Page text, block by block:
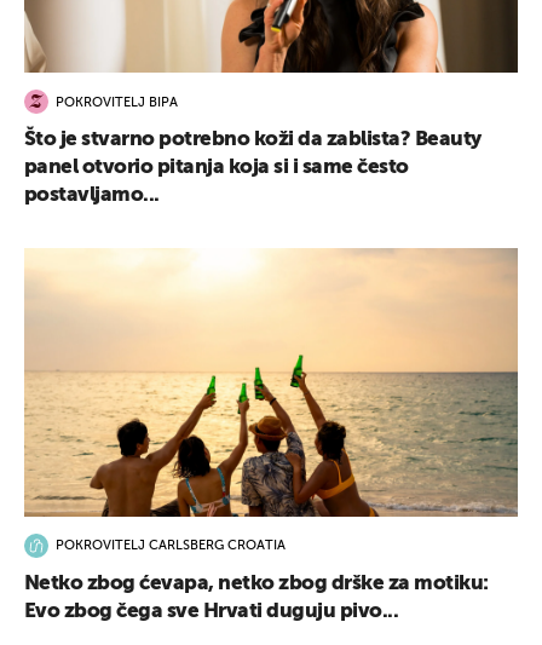
POKROVITELJ BIPA
Što je stvarno potrebno koži da zablista? Beauty
panel otvorio pitanja koja si i same često
postavljamo...
POKROVITELJ CARLSBERG CROATIA
Netko zbog ćevapa, netko zbog drške za motiku:
Evo zbog čega sve Hrvati duguju pivo...
UKLJUČITE NOTIFIKACIJE